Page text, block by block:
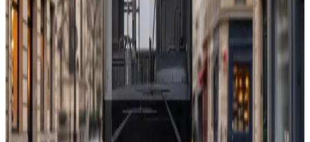
0m12 m